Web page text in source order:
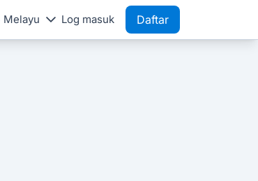
Melayu Log masuk Daftar